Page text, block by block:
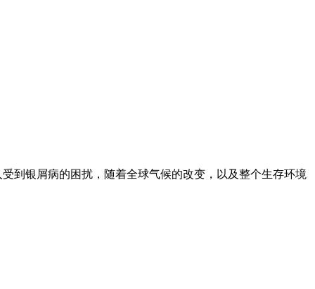
到银屑病的困扰，随着全球气候的改变，以及整个生存环境